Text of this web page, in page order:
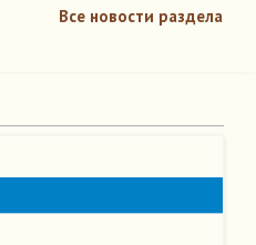
Все новости раздела